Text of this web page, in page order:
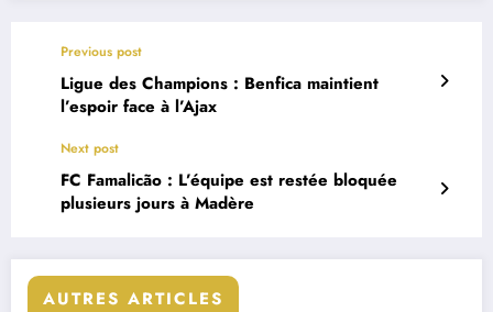
Previous post
Ligue des Champions : Benfica maintient
l’espoir face à l’Ajax
Next post
FC Famalicão : L’équipe est restée bloquée
plusieurs jours à Madère
AUTRES ARTICLES